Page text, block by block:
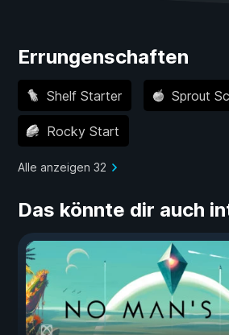
Errungenschaften
Shelf Starter Sprout
Rocky Start
Alle anzeigen 32
Das könnte dir auch